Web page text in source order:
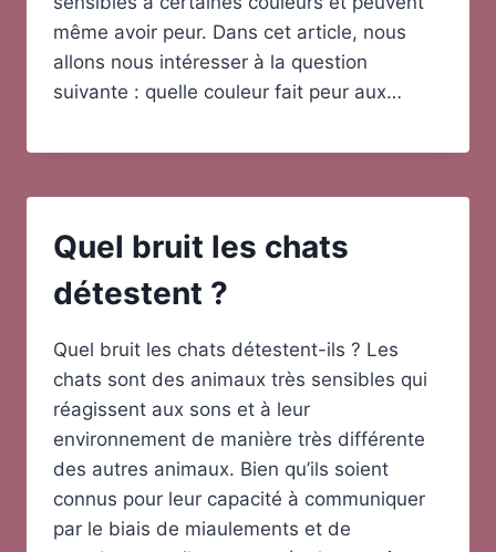
même avoir peur. Dans cet article, nous
allons nous intéresser à la question
suivante : quelle couleur fait peur aux…
Quel bruit les chats
détestent ?
Quel bruit les chats détestent-ils ? Les
chats sont des animaux très sensibles qui
réagissent aux sons et à leur
environnement de manière très différente
des autres animaux. Bien qu’ils soient
connus pour leur capacité à communiquer
par le biais de miaulements et de